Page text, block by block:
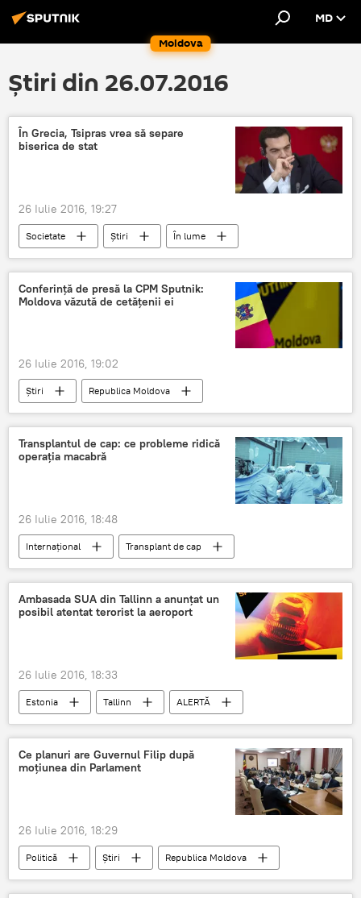
Moldova
MD
Știri din 26.07.2016
În Grecia, Tsipras vrea să separe
biserica de stat
26 Iulie 2016, 19:27
Societate Știri
În lume
Grecia
Alexis Tsipras
Biserica Ortodoxă Greacă
Tsipras
Jurământ
Biserică
Conferință de presă la CPM Sputnik:
Moldova văzută de cetățenii ei
26 Iulie 2016, 19:02
Știri
Republica Moldova
Centrul de presa
RM
independență
conferință de presă
28 iulie
Transplantul de cap: ce probleme ridică
operația macabră
26 Iulie 2016, 18:48
Internaţional
Transplant de cap
Probleme
operație
Medicină
Spitale
Medici
Ambasada SUA din Tallinn a anunţat un
posibil atentat terorist la aeroport
26 Iulie 2016, 18:33
Estonia Tallinn
ALERTĂ
SUA
Aeroport
Ce planuri are Guvernul Filip după
moţiunea din Parlament
26 Iulie 2016, 18:29
Politică Știri
Republica Moldova
Guvern
Moldova
Parlament